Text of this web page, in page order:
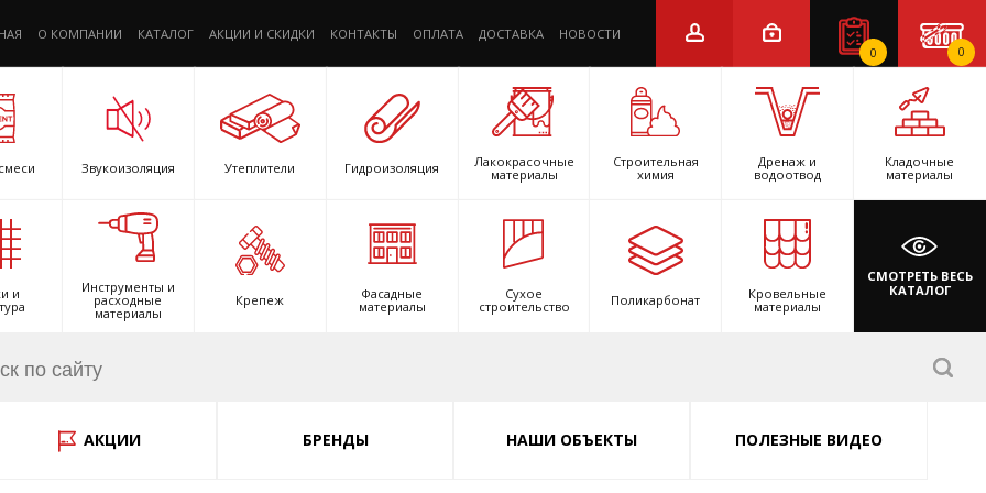
О КОМПАНИИ КАТАЛОГ АКЦИИ И СКИДКИ КОНТАКТЫ ОПЛАТА ДОСТАВКА НОВОСТИ
0 0
Звукоизоляция Утеплители Гидроизоляция
Лакокрасочные
материалы
Строительная
химия
Дренаж и
водоотвод
Кладочные
материалы
и
Инструменты и
расходные
материалы
Крепеж
Фасадные
материалы
Сухое
строительство
Поликарбонат
Кровельные
материалы
СМОТРЕТЬ ВЕСЬ
КАТАЛОГ
АКЦИИ БРЕНДЫ НАШИ ОБЪЕКТЫ ПОЛЕЗНЫЕ ВИДЕО